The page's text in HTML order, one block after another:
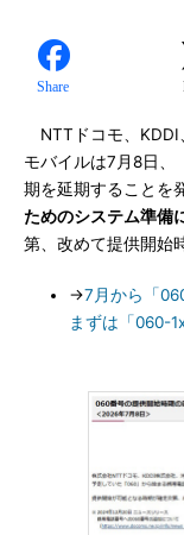
Share
NTTドコモ、KDDI
モバイルは7月8日、
期を延期することを
ためのシステム準備
第、改めて提供開始
→7月から「
まずは「060-